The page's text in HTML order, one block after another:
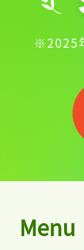
※2025
Menu